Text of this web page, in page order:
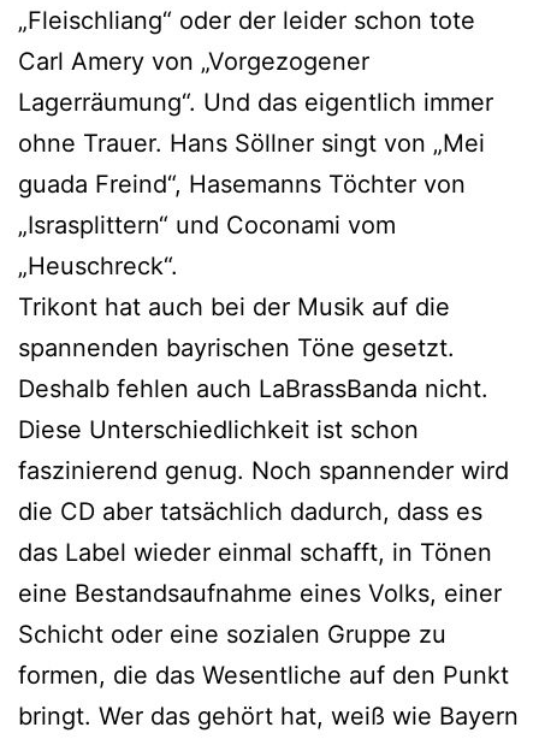
„Fleischliang“ oder der leider schon tote
Carl Amery von „Vorgezogener
Lagerräumung“. Und das eigentlich immer
ohne Trauer. Hans Söllner singt von „Mei
guada Freind“, Hasemanns Töchter von
„Israsplittern“ und Coconami vom
„Heuschreck“.
Trikont hat auch bei der Musik auf die
spannenden bayrischen Töne gesetzt.
Deshalb fehlen auch LaBrassBanda nicht.
Diese Unterschiedlichkeit ist schon
faszinierend genug. Noch spannender wird
die CD aber tatsächlich dadurch, dass es
das Label wieder einmal schafft, in Tönen
eine Bestandsaufnahme eines Volks, einer
Schicht oder eine sozialen Gruppe zu
formen, die das Wesentliche auf den Punkt
bringt. Wer das gehört hat, weiß wie Bayern